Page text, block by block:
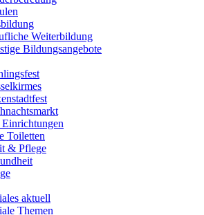
Weiterbildung
Bildungsangebote
Einrichtungen
Toiletten
& Pflege
aktuell
Themen